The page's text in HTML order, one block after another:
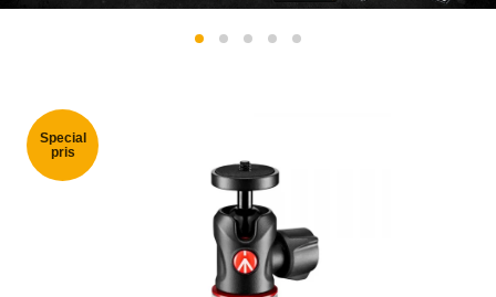
Special
pris